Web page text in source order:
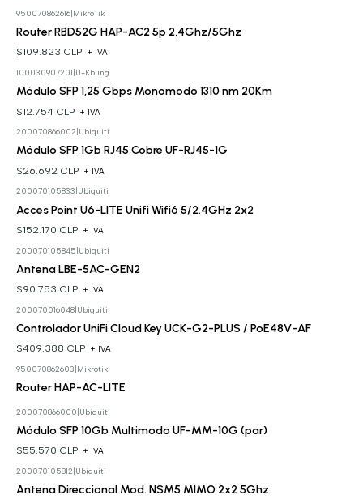
950070862616| MikroTik
Router RBD52G HAP-AC2 5p 2,4Ghz/5Ghz
$109.823 CLP + IVA
100030907201 U-Kbling
Módulo SFP 1,25 Gbps Monomodo 1310 nm 20Km
$12.754 CLP + IVA
200070866002 Ubiquiti
Módulo SFP 1Gb RJ45 Cobre UF-RJ45-1G
$26.692 CLP + IVA
200070105833 Ubiquiti
Acces Point U6-LITE Unifi Wifi6 5/2.4GHz 2x2
$152.170 CLP + IVA
200070105845 Ubiquiti
Antena LBE-5AC-GEN2
$90.753 CLP + IVA
200070016048| Ubiquiti
Controlador UniFi Cloud Key UCK-G2-PLUS / PoE48V-AF
$409.388 CLP + IVA
950070862603 Mikrotik
Router HAP-AC-LITE
200070866000 Ubiquiti
Módulo SFP 10Gb Multimodo UF-MM-10G (par)
$55.570 CLP + IVA
200070105812 Ubiquiti
Antena Direccional Mod. NSM5 MIMO 2x2 5Ghz